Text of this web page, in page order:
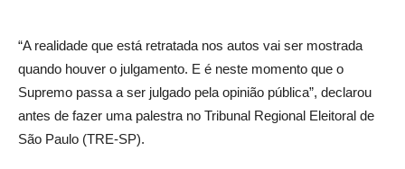
“A realidade que está retratada nos autos vai ser mostrada
quando houver o julgamento. E é neste momento que o
Supremo passa a ser julgado pela opinião pública”, declarou
antes de fazer uma palestra no Tribunal Regional Eleitoral de
São Paulo (TRE-SP).